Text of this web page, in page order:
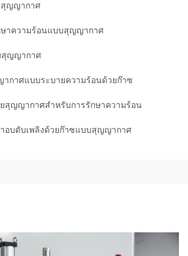
สุญญากาศ
ษาความร้อนแบบสุญญากาศ
สุญญากาศ
กาศแบบระบายความร้อนด้วยก๊าซ
สุญญากาศสำหรับการรักษาความร้อน
อบดับเพลิงด้วยก๊าซแบบสุญญากาศ